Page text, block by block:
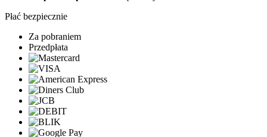
Płać bezpiecznie
Za pobraniem
Przedpłata